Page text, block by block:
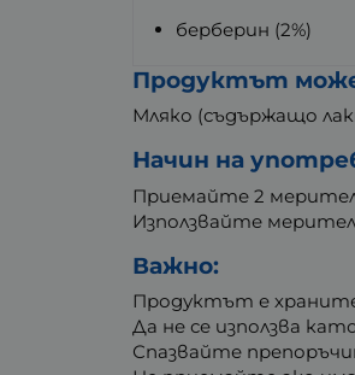
берберин (2%)
Продуктът
Мляко (съдържащо
Начин на
Приемайте 2
Използвайте
Важно:
Продуктът е
Да не се използва
Спазвайте